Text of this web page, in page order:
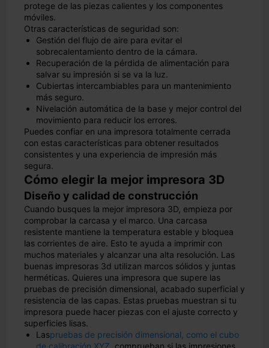
protege de las piezas calientes y los componentes
móviles.
Otras características de seguridad son:
Gestión del flujo de aire para evitar el
sobrecalentamiento dentro de la cámara.
Recuperación de la pérdida de alimentación para
salvar su impresión si se va la luz.
Cubiertas intercambiables para un mantenimiento
más seguro.
Nivelación automática de la base y mejor control del
movimiento para reducir los errores.
Puedes confiar en una impresora totalmente cerrada
con estas características para obtener resultados
consistentes y una experiencia de impresión más
segura.
Cómo elegir la mejor impresora 3D
Diseño y calidad de construcción
Cuando busques la mejor impresora 3D, empieza por
comprobar la carcasa y el marco. Una carcasa
resistente mantiene la temperatura estable y bloquea
las corrientes de aire. Esto te ayuda a imprimir con
muchos materiales y alcanzar una alta resolución. Las
buenas impresoras 3d utilizan marcos sólidos y juntas
herméticas. Quieres una impresora que supere las
pruebas de precisión dimensional, acabado superficial y
resistencia de las capas. Estas pruebas muestran si tu
impresora puede hacer piezas con el ajuste correcto y
superficies lisas.
Laspruebas de precisión dimensional, como el cubo
de calibración XYZ , comprueban si las impresiones